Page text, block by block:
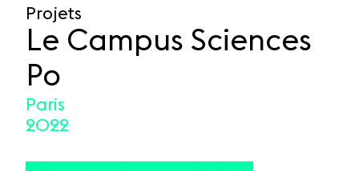
Projets
Le Campus Sciences
Po
Paris
2022